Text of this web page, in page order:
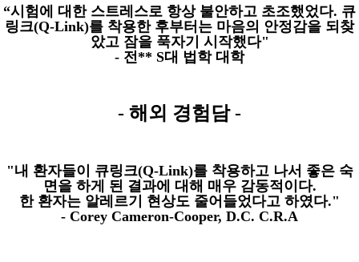
“시험에 대한 스트레스로 항상 불안하고 초조했었다. 큐
링크(Q-Link)를 착용한 후부터는 마음의 안정감을 되찾
았고 잠을 푹자기 시작했다"
- 전** S대 법학 대학
- 해외 경험담-
"내 환자들이 큐링크(Q-Link)를 착용하고 나서 좋은 숙
면을 하게 된 결과에 대해 매우 감동적이다.
한 환자는 알레르기 현상도 줄어들었다고 하였다."
- Corey Cameron-Cooper, D.C. C.R.A